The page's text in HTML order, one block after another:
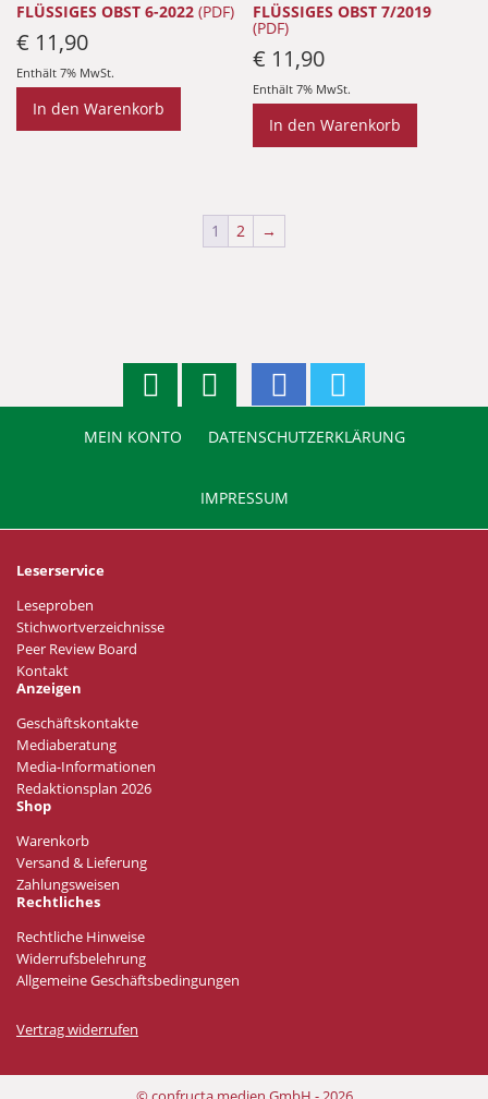
FLÜSSIGES OBST 6-2022 (PDF)
€ 11,90
Enthält 7% MwSt.
In den Warenkorb
FLÜSSIGES OBST 7/2019
(PDF)
€ 11,90
Enthält 7% MwSt.
In den Warenkorb
1 2 →
MEIN KONTO DATENSCHUTZERKLÄRUNG
IMPRESSUM
Leserservice
Leseproben
Stichwortverzeichnisse
Peer Review Board
Kontakt
Anzeigen
Geschäftskontakte
Mediaberatung
Media-Informationen
Redaktionsplan 2026
Shop
Warenkorb
Versand & Lieferung
Zahlungsweisen
Rechtliches
Rechtliche Hinweise
Widerrufsbelehrung
Allgemeine Geschäftsbedingungen
Vertrag widerrufen